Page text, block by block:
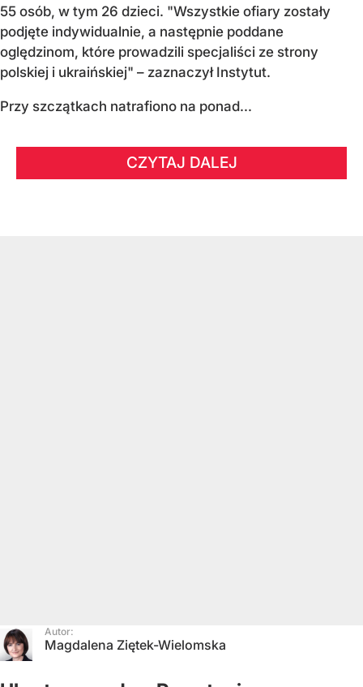
55 osób, w tym 26 dzieci. "Wszystkie ofiary zostały
podjęte indywidualnie, a następnie poddane
oględzinom, które prowadzili specjaliści ze strony
polskiej i ukraińskiej" – zaznaczył Instytut.
Przy szczątkach natrafiono na ponad...
CZYTAJ DALEJ
Autor:
Magdalena Ziętek-Wielomska